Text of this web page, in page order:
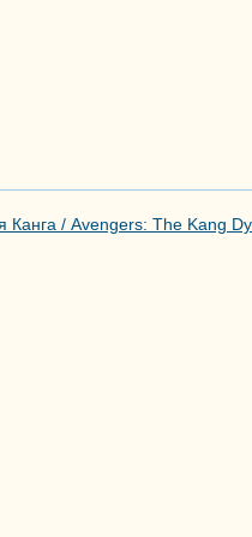
Канга / Avengers: The Kang